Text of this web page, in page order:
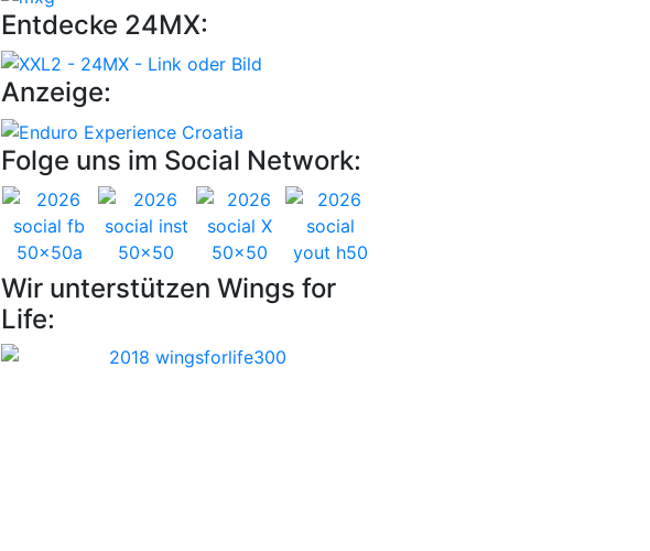
Entdecke 24MX:
Anzeige:
Folge uns im Social Network:
Wir unterstützen Wings for
Life: